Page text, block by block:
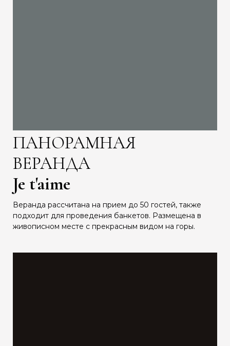
ПАНОРАМНАЯ
ВЕРАНДА
Je t'aime
Веранда рассчитана на прием до 50 гостей, также
подходит для проведения банкетов. Размещена в
живописном месте с прекрасным видом на горы.